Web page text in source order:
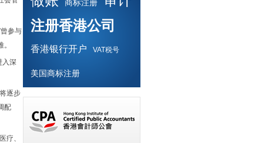
参与
入深
逐步
配
疗、
商标注册
注册香港公司
香港银行开户 VAT税号
美国商标注册